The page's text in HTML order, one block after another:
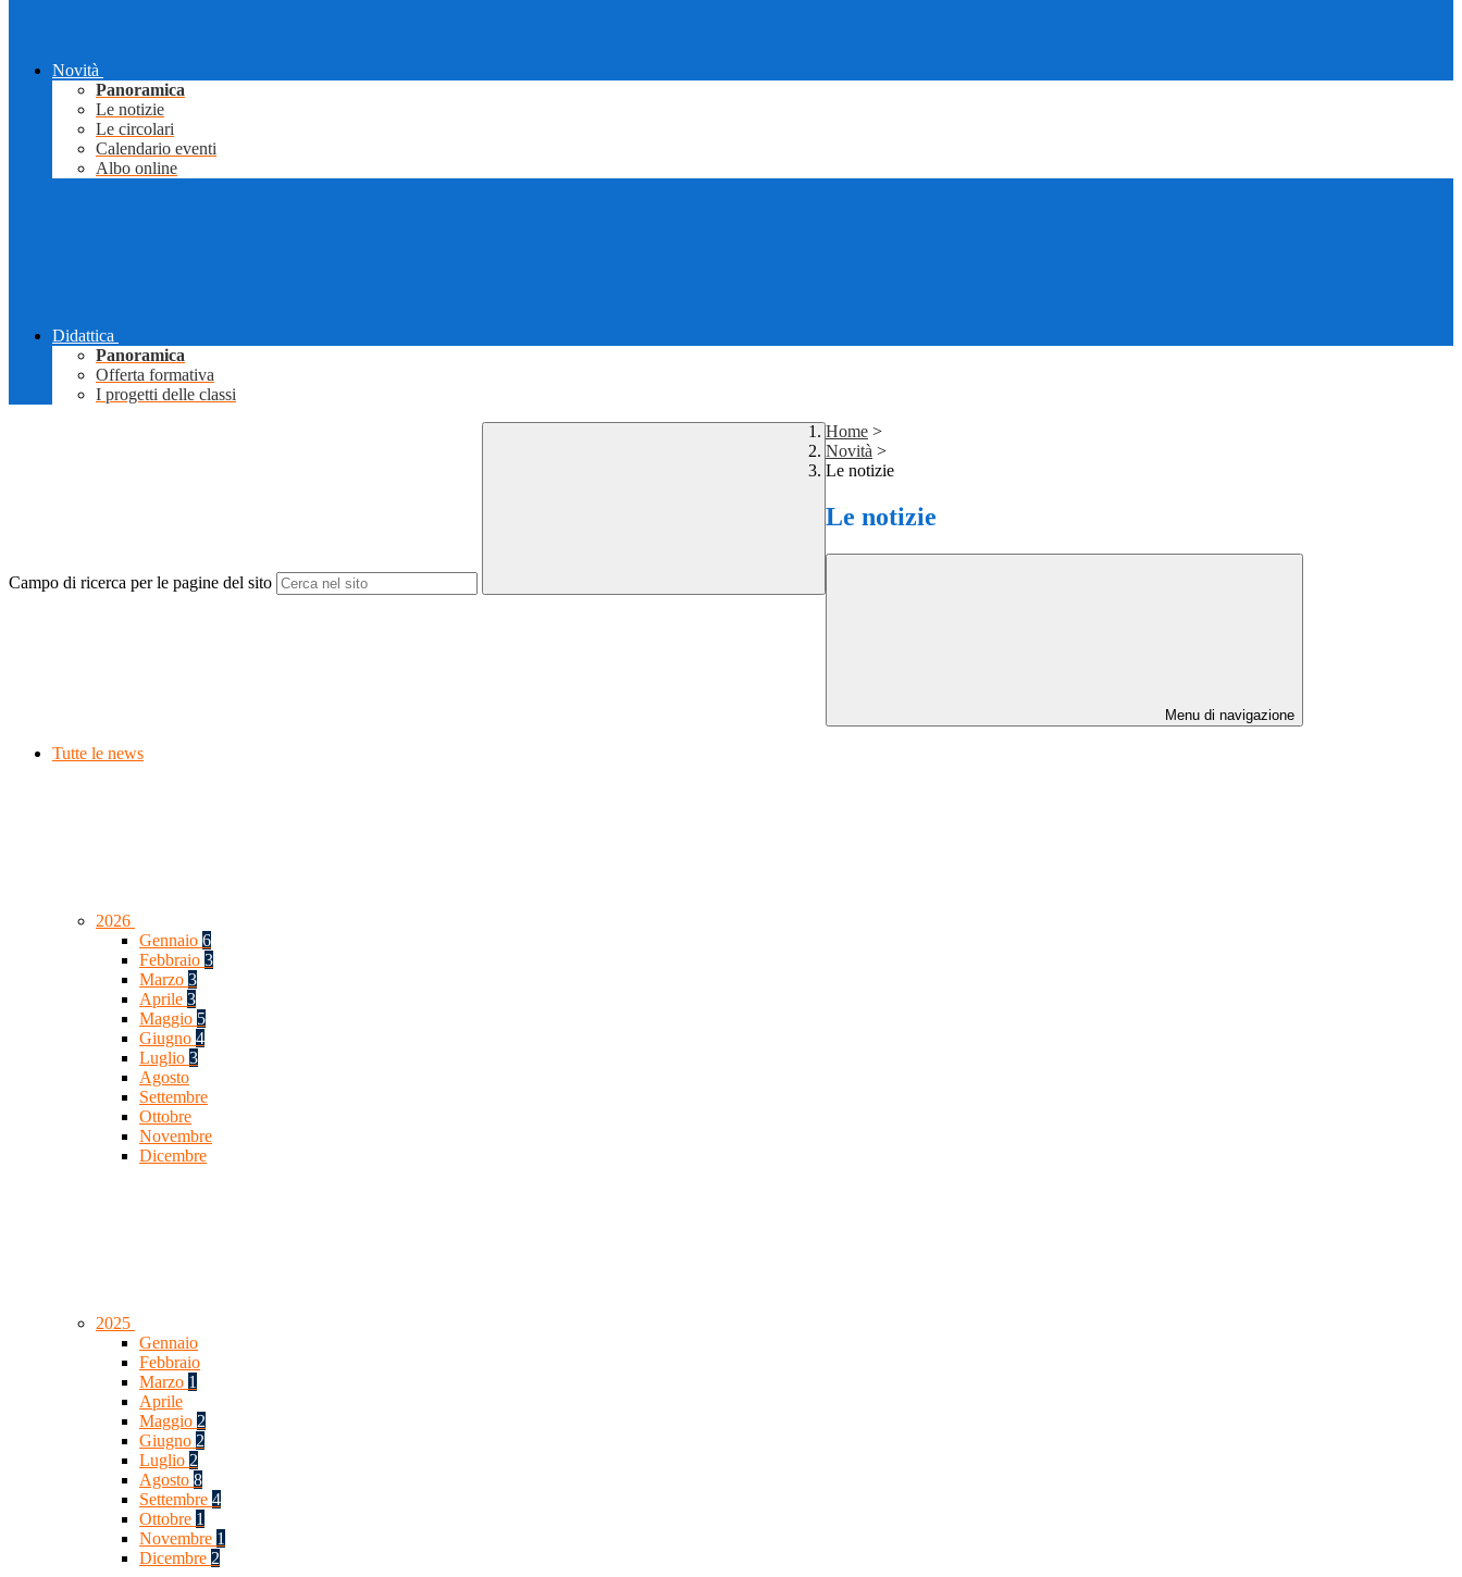
Novità
Panoramica
Le notizie
Le circolari
Calendario eventi
Albo online
Didattica
Panoramica
Offerta formativa
I progetti delle classi
Campo di ricerca per le pagine del sito
Home >
Novità >
Le notizie
Le notizie
Menu di navigazione
Tutte le news
2026
Gennaio 6
Febbraio 3
Marzo 3
Aprile 3
Maggio 5
Giugno 4
Luglio 3
Agosto
Settembre
Ottobre
Novembre
Dicembre
2025
Gennaio
Febbraio
Marzo 1
Aprile
Maggio 2
Giugno 2
Luglio 2
Agosto 8
Settembre 4
Ottobre 1
Novembre 1
Dicembre 2